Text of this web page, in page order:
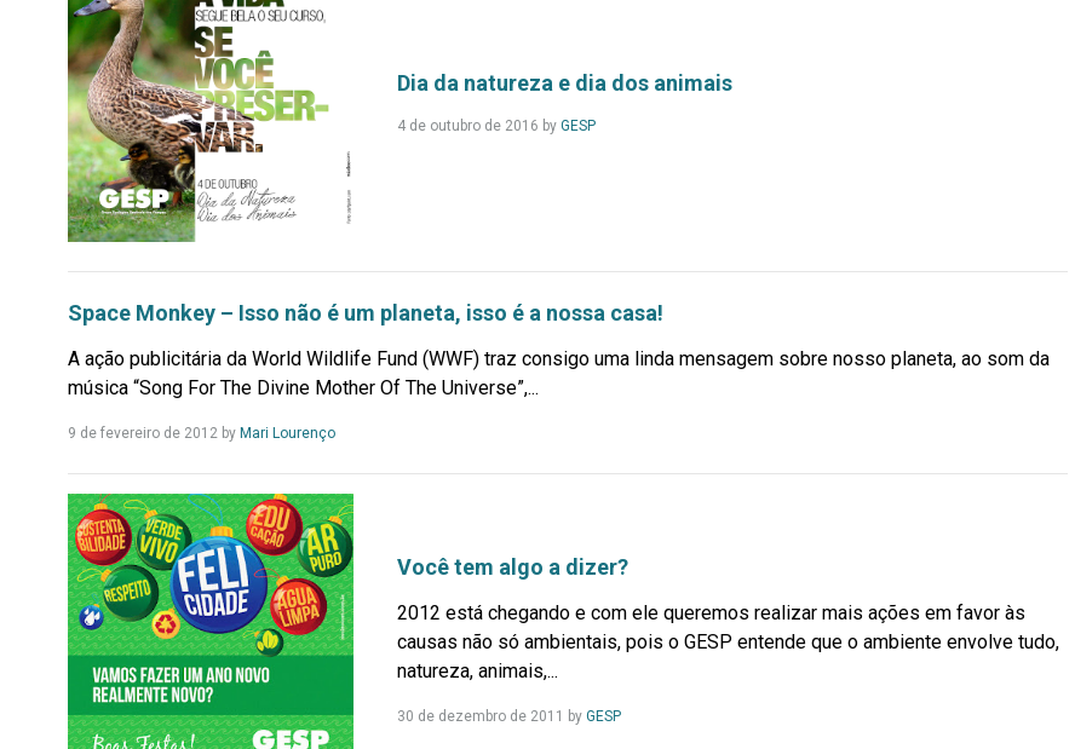
Dia da natureza e dia dos animais
4 de outubro de 2016 by GESPLeia
Space Monkey – Isso não é um planeta, isso é a nossa casa!
A ação publicitária da World Wildlife Fund (WWF) traz consigo uma linda mensagem sobre nosso planeta, ao som da
música “Song For The Divine Mother Of The Universe”,...
9 de fevereiro de 2012 by Mari LourençoLeia
Você tem algo a dizer?
2012 está chegando e com ele queremos realizar mais ações em favor às
causas não só ambientais, pois o GESP entende que o ambiente envolve tudo,
natureza, animais,...
30 de dezembro de 2011 by GESPLeia